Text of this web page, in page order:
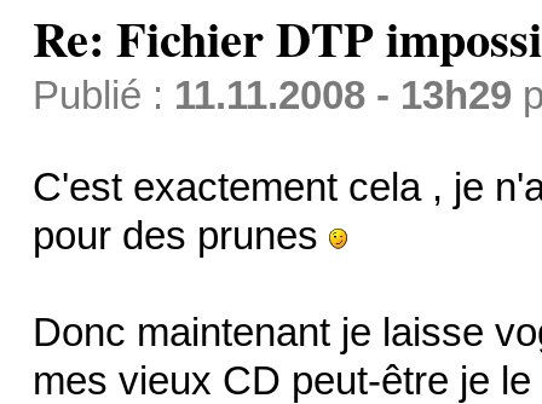
Re: Fichier DTP
Publié : 11.11.2008 - 13h29
C'est exactement cela , je
pour des prunes
Donc maintenant je laisse
mes vieux CD peut-être je le